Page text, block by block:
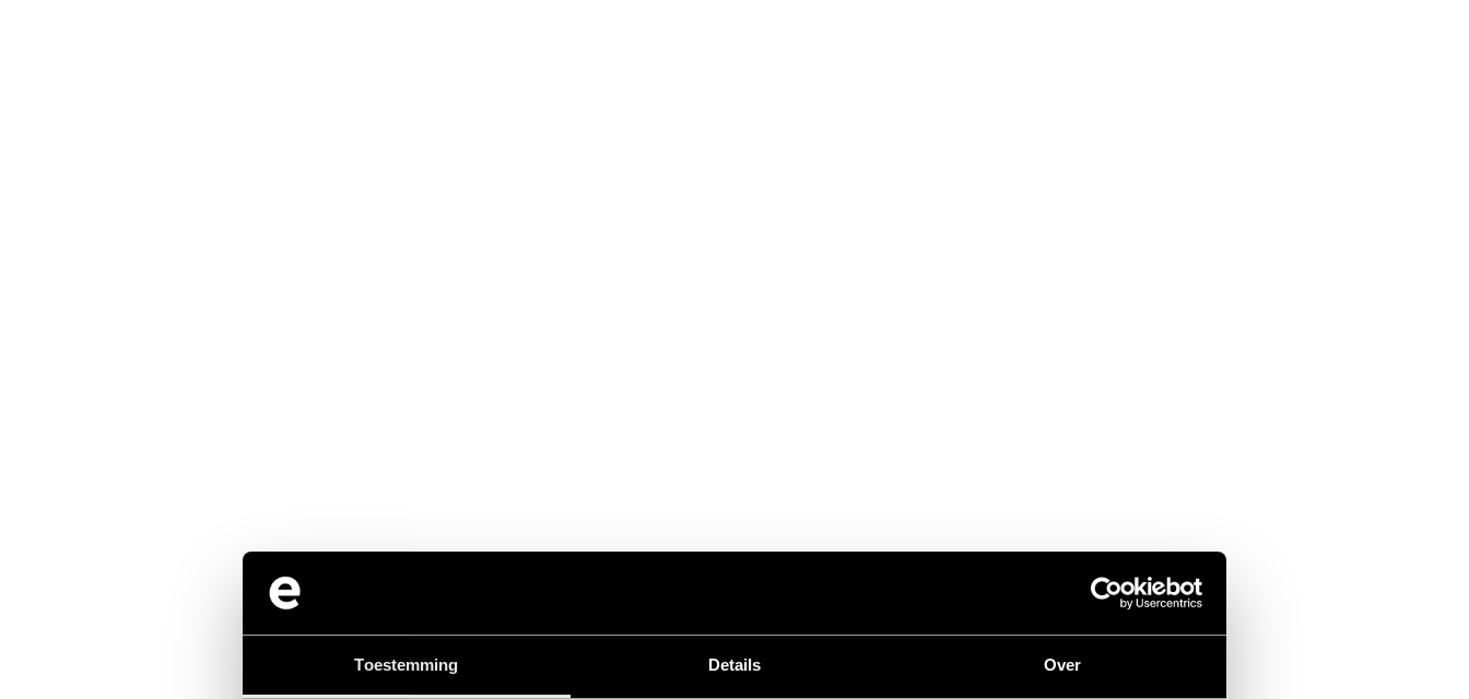
Toestemming Details Over